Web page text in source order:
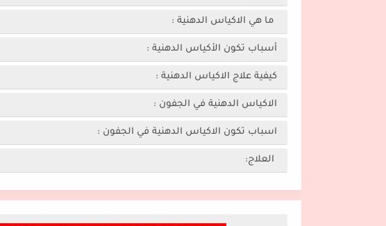
ما هي الاكياس الدهنية :
أسباب تكون الأكياس الدهنية :
كيفية علاج الاكياس الدهنية :
الاكياس الدهنية في الجفون :
اسباب تكون الاكياس الدهنية في الجفون :
العلاج: